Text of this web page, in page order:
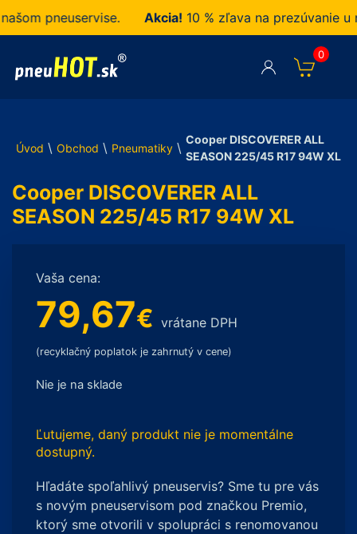
pneuservise. Akcia!10 % zľava na prezúvanie u
0
Úvod \ Obchod \ Pneumatiky \
Cooper DISCOVERER ALL
SEASON 225/45 R17 94W XL
Cooper DISCOVERER ALL
SEASON 225/45 R17 94W XL
Vaša cena:
79,67€ vrátane DPH
(recyklačný poplatok je zahrnutý v cene)
Nie je na sklade
Ľutujeme, daný produkt nie je momentálne
dostupný.
Hľadáte spoľahlivý pneuservis? Sme tu pre vás
s novým pneuservisom pod značkou Premio,
ktorý sme otvorili v spolupráci s renomovanou